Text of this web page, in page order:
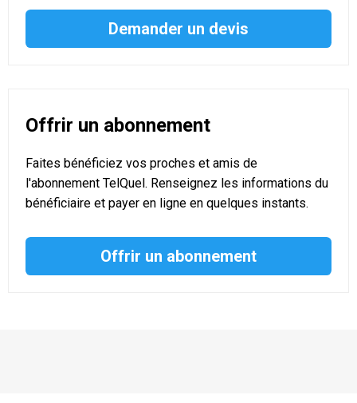
Demander un devis
Offrir un abonnement
Faites bénéficiez vos proches et amis de
l'abonnement TelQuel. Renseignez les informations du
bénéficiaire et payer en ligne en quelques instants.
Offrir un abonnement